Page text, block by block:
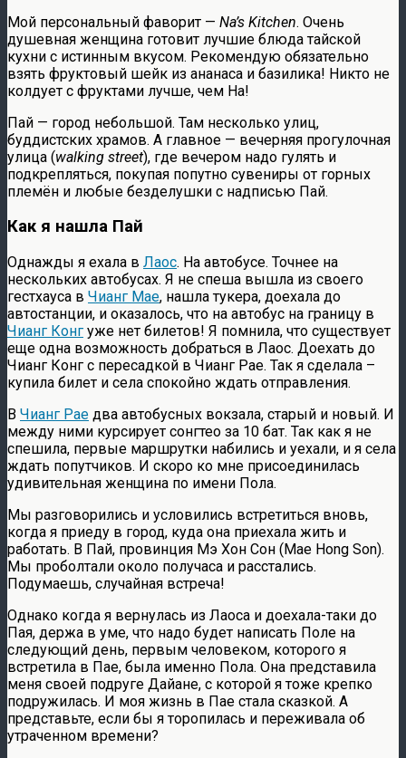
Мой персональный фаворит — Na’s Kitchen. Очень
душевная женщина готовит лучшие блюда тайской
кухни с истинным вкусом. Рекомендую обязательно
взять фруктовый шейк из ананаса и базилика! Никто не
колдует с фруктами лучше, чем На!
Пай — город небольшой. Там несколько улиц,
буддистских храмов. А главное — вечерняя прогулочная
улица (walking street), где вечером надо гулять и
подкрепляться, покупая попутно сувениры от горных
племён и любые безделушки с надписью Пай.
Как я нашла Пай
Однажды я ехала в Лаос. На автобусе. Точнее на
нескольких автобусах. Я не спеша вышла из своего
гестхауса в Чианг Мае, нашла тукера, доехала до
автостанции, и оказалось, что на автобус на границу в
Чианг Конг уже нет билетов! Я помнила, что существует
еще одна возможность добраться в Лаос. Доехать до
Чианг Конг с пересадкой в Чианг Рае. Так я сделала –
купила билет и села спокойно ждать отправления.
В Чианг Рае два автобусных вокзала, старый и новый. И
между ними курсирует сонгтео за 10 бат. Так как я не
спешила, первые маршрутки набились и уехали, и я села
ждать попутчиков. И скоро ко мне присоединилась
удивительная женщина по имени Пола.
Мы разговорились и условились встретиться вновь,
когда я приеду в город, куда она приехала жить и
работать. В Пай, провинция Мэ Хон Сон (Mae Hong Son).
Мы проболтали около получаса и расстались.
Подумаешь, случайная встреча!
Однако когда я вернулась из Лаоса и доехала-таки до
Пая, держа в уме, что надо будет написать Поле на
следующий день, первым человеком, которого я
встретила в Пае, была именно Пола. Она представила
меня своей подруге Дайане, с которой я тоже крепко
подружилась. И моя жизнь в Пае стала сказкой. А
представьте, если бы я торопилась и переживала об
утраченном времени?